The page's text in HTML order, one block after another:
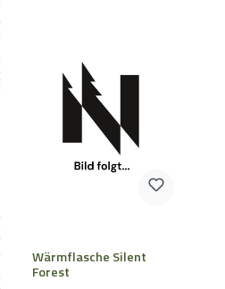
Wärmflasche Silent
Forest